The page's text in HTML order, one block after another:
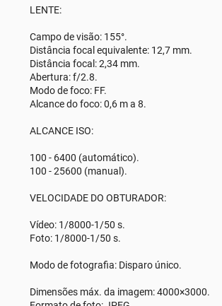
LENTE:
Campo de visão: 155°.
Distância focal equivalente: 12,7 mm.
Distância focal: 2,34 mm.
Abertura: f/2.8.
Modo de foco: FF.
Alcance do foco: 0,6 m a 8.
ALCANCE ISO:
100 - 6400 (automático).
100 - 25600 (manual).
VELOCIDADE DO OBTURADOR:
Vídeo: 1/8000-1/50 s.
Foto: 1/8000-1/50 s.
Modo de fotografia: Disparo único.
Dimensões máx. da imagem: 4000×3000.